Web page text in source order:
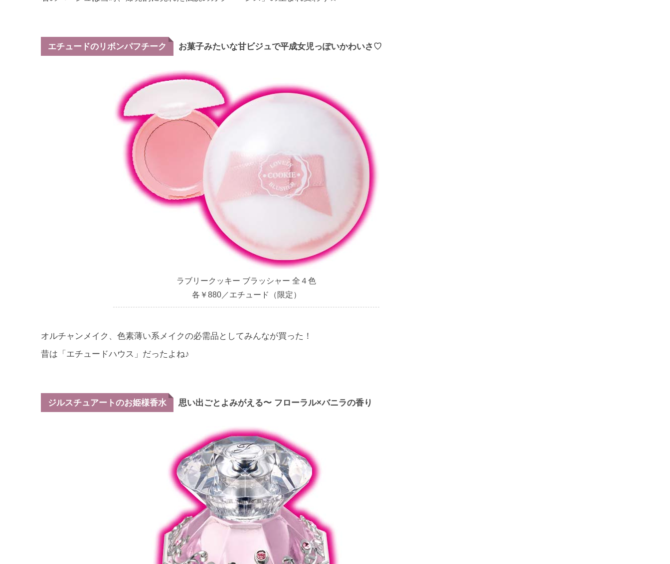
エチュードのリボンパフチーク お菓子みたいな甘ビジュで平成女児っぽいかわいさ♡
ラブリークッキー ブラッシャー 全４色
各￥880／エチュード（限定）
オルチャンメイク、色素薄い系メイクの必需品としてみんなが買った！
昔は「エチュードハウス」だったよね♪
ジルスチュアートのお姫様香水 思い出ごとよみがえる〜 フローラル×バニラの香り